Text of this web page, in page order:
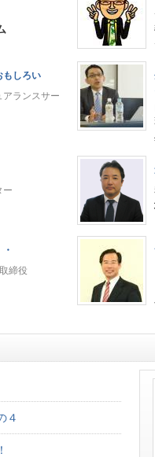
もしろい
アランスサー
ー
締役
４